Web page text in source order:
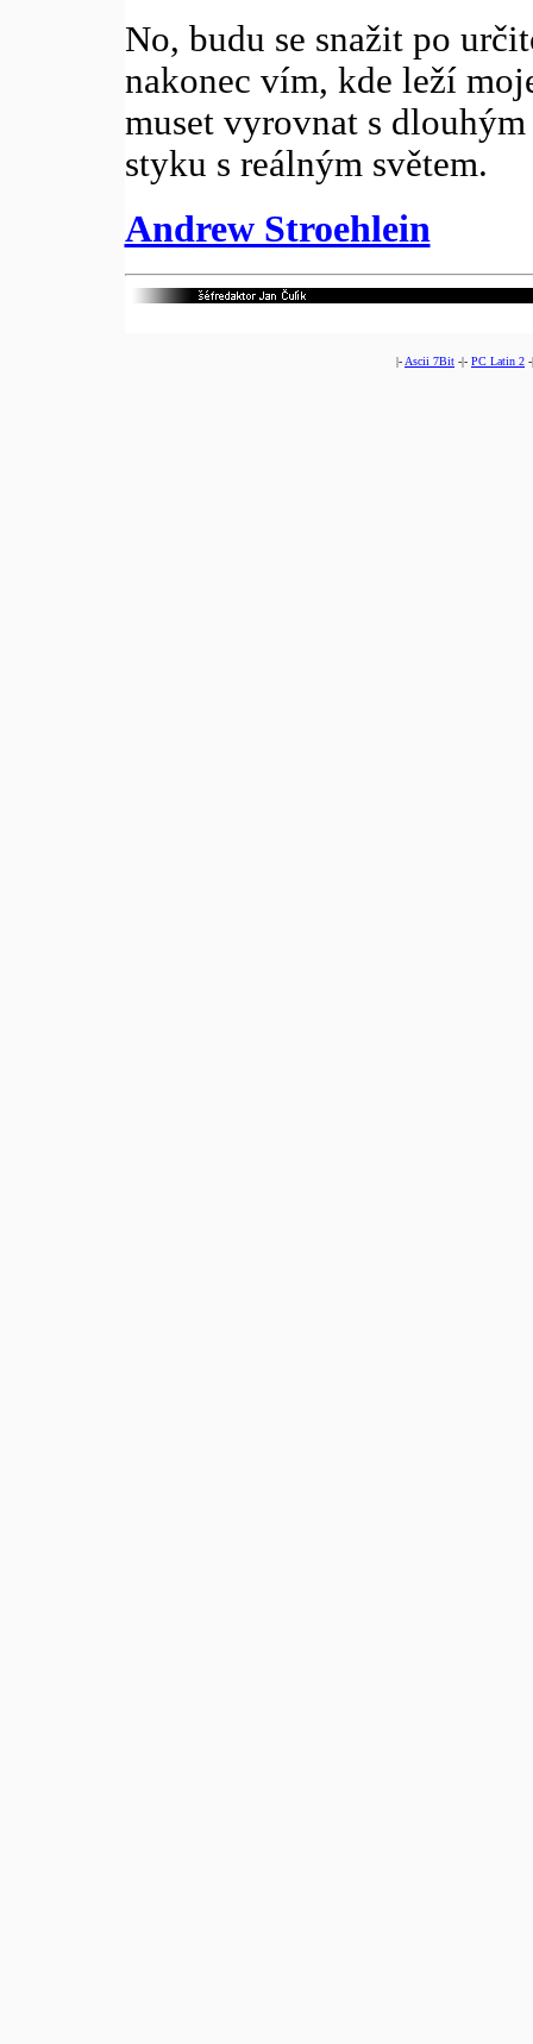
No, budu se snažit po
nakonec vím, kde leží
muset vyrovnat s
styku s reálným světem.
Andrew Stroehlein
|- Ascii 7Bit -|- PC Latin 2